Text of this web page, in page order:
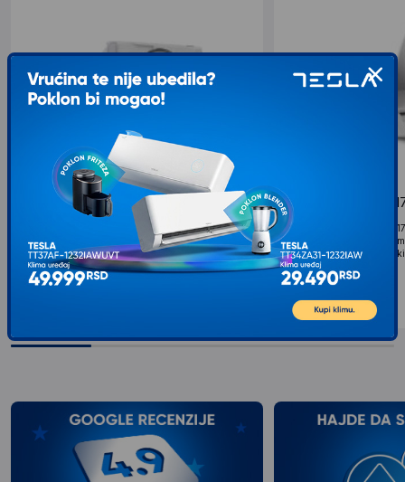
TRISTAR EM-2098 Mesoreznica
Izdržljivi i moćni Tristar EM-2098 sekač za hranu
seče bilo koje meso, sir i hleb sa lakoćom. Poseduje
oštricu od nerđajućeg čelika 17 cm...
4.34900RSD
ESPERANZA
Model ESPERANZA
Debljina rezanja: 0 do 15
neprekidno vreme bez
sledeće upotrebe:...
5.189 00RSD